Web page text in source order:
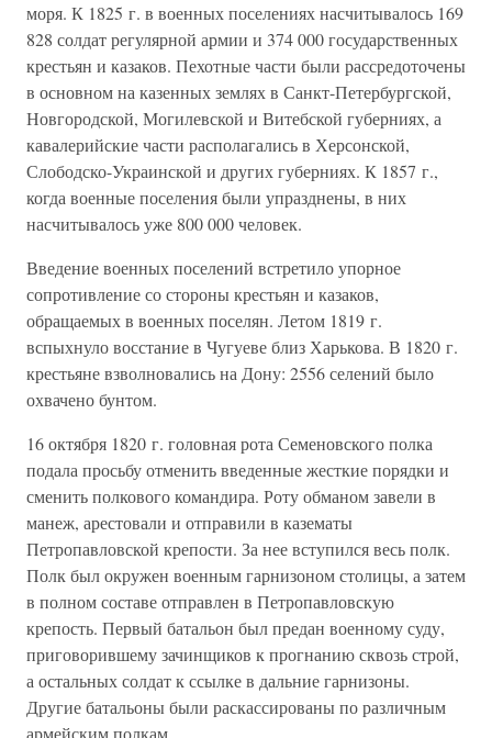
моря. К 1825 г. в военных поселениях насчитывалось 169
828 солдат регулярной армии и 374 000 государственных
крестьян и казаков. Пехотные части были рассредоточены
в основном на казенных землях в Санкт-Петербургской,
Новгородской, Могилевской и Витебской губерниях, а
кавалерийские части располагались в Херсонской,
Слободско-Украинской и других губерниях. К 1857 г.,
когда военные поселения были упразднены, в них
насчитывалось уже 800 000 человек.
Введение военных поселений встретило упорное
сопротивление со стороны крестьян и казаков,
обращаемых в военных поселян. Летом 1819 г.
вспыхнуло восстание в Чугуеве близ Харькова. В 1820 г.
крестьяне взволновались на Дону: 2556 селений было
охвачено бунтом.
16 октября 1820 г. головная рота Семеновского полка
подала просьбу отменить введенные жесткие порядки и
сменить полкового командира. Роту обманом завели в
манеж, арестовали и отправили в казематы
Петропавловской крепости. За нее вступился весь полк.
Полк был окружен военным гарнизоном столицы, а затем
в полном составе отправлен в Петропавловскую
крепость. Первый батальон был предан военному суду,
приговорившему зачинщиков к прогнанию сквозь строй,
а остальных солдат к ссылке в дальние гарнизоны.
Другие батальоны были раскассированы по различным
армейским полкам.